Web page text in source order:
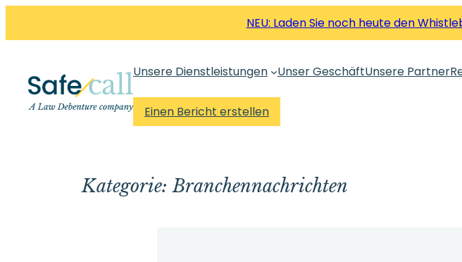
NEU: Laden Sie noch heute den
Unsere Dienstleistungen Unser GeschäftUnsere Partner
Einen Bericht erstellen
Kategorie:Branchennachrichten